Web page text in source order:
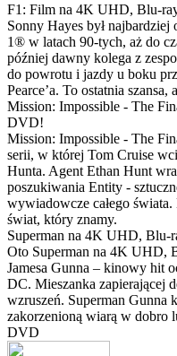
F1: Film na 4K UHD, Blu-
Sonny Hayes był
1® w latach 90-tych, aż do
później dawny kolega z
do powrotu i jazdy u boku
Pearce’a. To ostatnia
Mission: Impossible - The
DVD!
Mission: Impossible - The
serii, w której Tom Cruise
Hunta. Agent Ethan Hunt
poszukiwania Entity -
wywiadowcze całego
świat, który znamy.
Superman na 4K UHD,
Oto Superman na 4K UHD,
Jamesa Gunna – kinowy hit
DC. Mieszanka zapierającej
wzruszeń. Superman Gunna
zakorzenioną wiarą w dobro
DVD